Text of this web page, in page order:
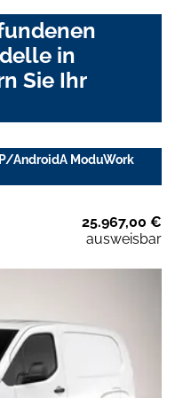
in
Sie Ihr
AndroidA ModuWork
25.967,00 €
ausweisbar